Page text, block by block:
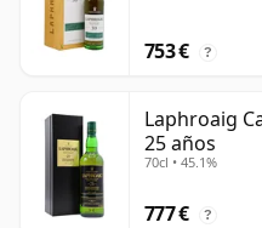
753 € ?
Laphroaig
25 años
70cl • 45.1%
777 € ?